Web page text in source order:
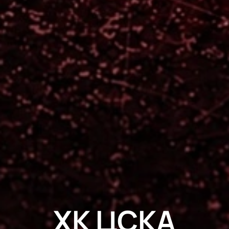
ХК ЦСКА